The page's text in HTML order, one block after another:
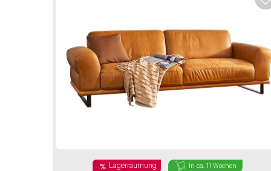
Telefon*
E-Mail Adresse*
Lagerräumung In ca. 11 Wochen